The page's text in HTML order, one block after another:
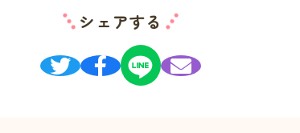
シェアする